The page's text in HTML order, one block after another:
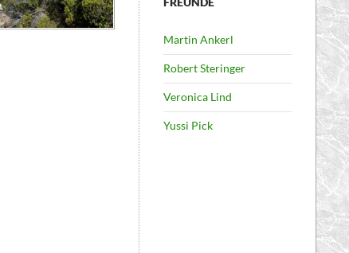
Martin Ankerl
Robert Steringer
Veronica Lind
Yussi Pick